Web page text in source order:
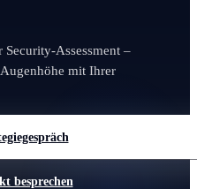
Security-Assessment –
mit Ihrer
besprechen